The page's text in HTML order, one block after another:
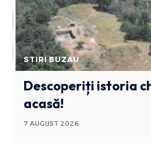
STIRI BUZAU
Descoperiți istoria
acasă!
7 AUGUST 2026